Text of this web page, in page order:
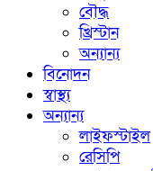
বৌদ্ধ
খ্রিস্টান
অন্যান্য
বিনোদন
স্বাস্থ্য
অন্যান্য
লাইফস্টাইল
রেসিপি